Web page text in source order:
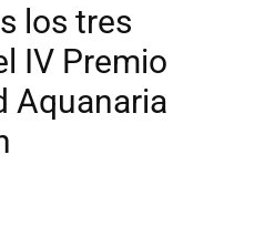
los tres
IV Premio
Aquanaria